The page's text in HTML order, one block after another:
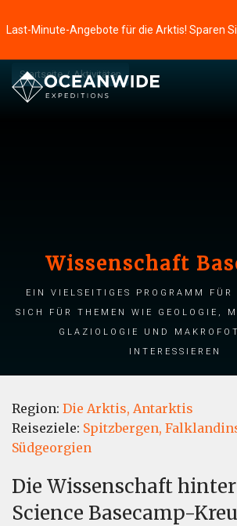
Startseite Aktivitäten
Wissenschaft
Ein vielseitiges Programm für
sich für Themen wie Geologie,
Glaziologie und
interessieren
Region: Die Arktis, Antarktis
Reiseziele: Spitzbergen,
Südgeorgien
Die Wissenschaft
Science Basecamp-